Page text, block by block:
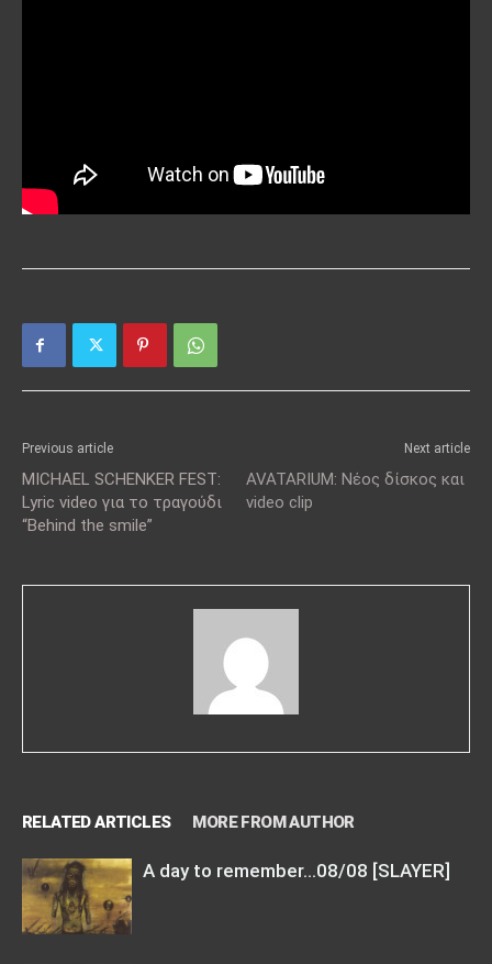
Previous article
MICHAEL SCHENKER FEST:
Lyric video για το τραγούδι
“Behind the smile”
Next article
AVATARIUM: Νέος δίσκος και
video clip
RELATED ARTICLES MORE FROM AUTHOR
A day to remember…08/08 [SLAYER]